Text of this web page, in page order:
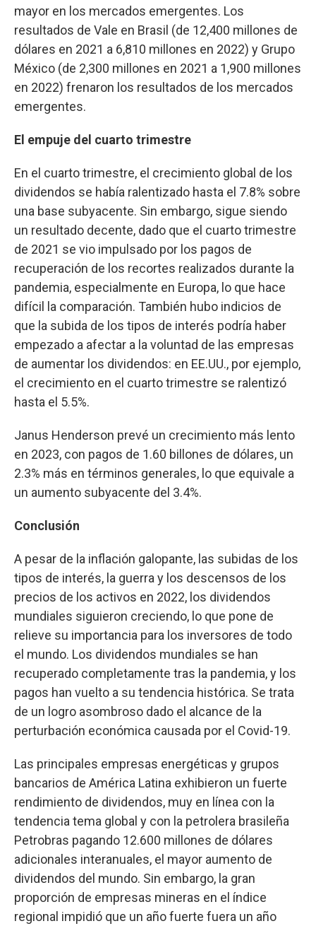
mayor en los mercados emergentes. Los
resultados de Vale en Brasil (de 12,400 millones de
dólares en 2021 a 6,810 millones en 2022) y Grupo
México (de 2,300 millones en 2021 a 1,900 millones
en 2022) frenaron los resultados de los mercados
emergentes.
El empuje del cuarto trimestre
En el cuarto trimestre, el crecimiento global de los
dividendos se había ralentizado hasta el 7.8% sobre
una base subyacente. Sin embargo, sigue siendo
un resultado decente, dado que el cuarto trimestre
de 2021 se vio impulsado por los pagos de
recuperación de los recortes realizados durante la
pandemia, especialmente en Europa, lo que hace
difícil la comparación. También hubo indicios de
que la subida de los tipos de interés podría haber
empezado a afectar a la voluntad de las empresas
de aumentar los dividendos: en EE.UU., por ejemplo,
el crecimiento en el cuarto trimestre se ralentizó
hasta el 5.5%.
Janus Henderson prevé un crecimiento más lento
en 2023, con pagos de 1.60 billones de dólares, un
2.3% más en términos generales, lo que equivale a
un aumento subyacente del 3.4%.
Conclusión
A pesar de la inflación galopante, las subidas de los
tipos de interés, la guerra y los descensos de los
precios de los activos en 2022, los dividendos
mundiales siguieron creciendo, lo que pone de
relieve su importancia para los inversores de todo
el mundo. Los dividendos mundiales se han
recuperado completamente tras la pandemia, y los
pagos han vuelto a su tendencia histórica. Se trata
de un logro asombroso dado el alcance de la
perturbación económica causada por el Covid-19.
Las principales empresas energéticas y grupos
bancarios de América Latina exhibieron un fuerte
rendimiento de dividendos, muy en línea con la
tendencia tema global y con la petrolera brasileña
Petrobras pagando 12.600 millones de dólares
adicionales interanuales, el mayor aumento de
dividendos del mundo. Sin embargo, la gran
proporción de empresas mineras en el índice
regional impidió que un año fuerte fuera un año